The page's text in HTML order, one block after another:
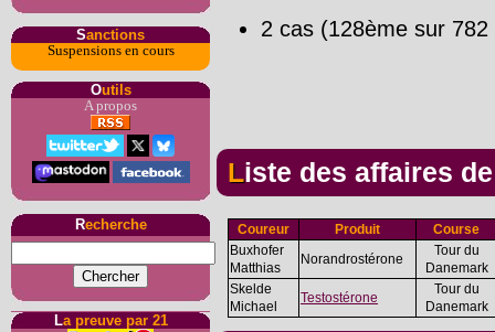
Sanctions
Suspensions en cours
Outils
A propos
Recherche
La preuve par 21
2 cas (128ème sur 782
Liste des affaires
Coureur Produit
Course
Buxhofer
Matthias
Norandrostérone
Tour du
Danemark
Skelde
Michael
Testostérone
Tour du
Danemark